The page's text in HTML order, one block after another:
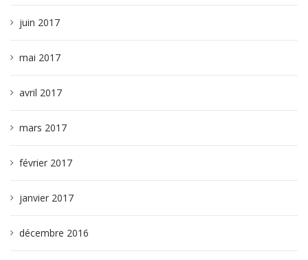
juin 2017
mai 2017
avril 2017
mars 2017
février 2017
janvier 2017
décembre 2016